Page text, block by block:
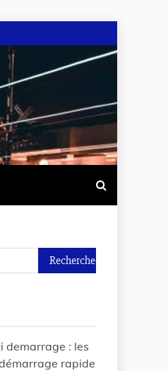
demarrage : les
rapide